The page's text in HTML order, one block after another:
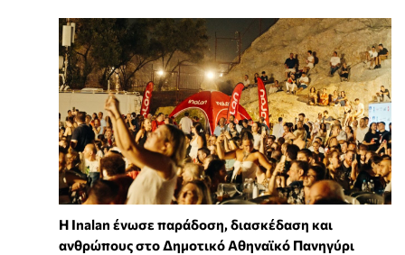
Η Inalan ένωσε παράδοση, διασκέδαση και
ανθρώπους στο Δημοτικό Αθηναϊκό Πανηγύρι